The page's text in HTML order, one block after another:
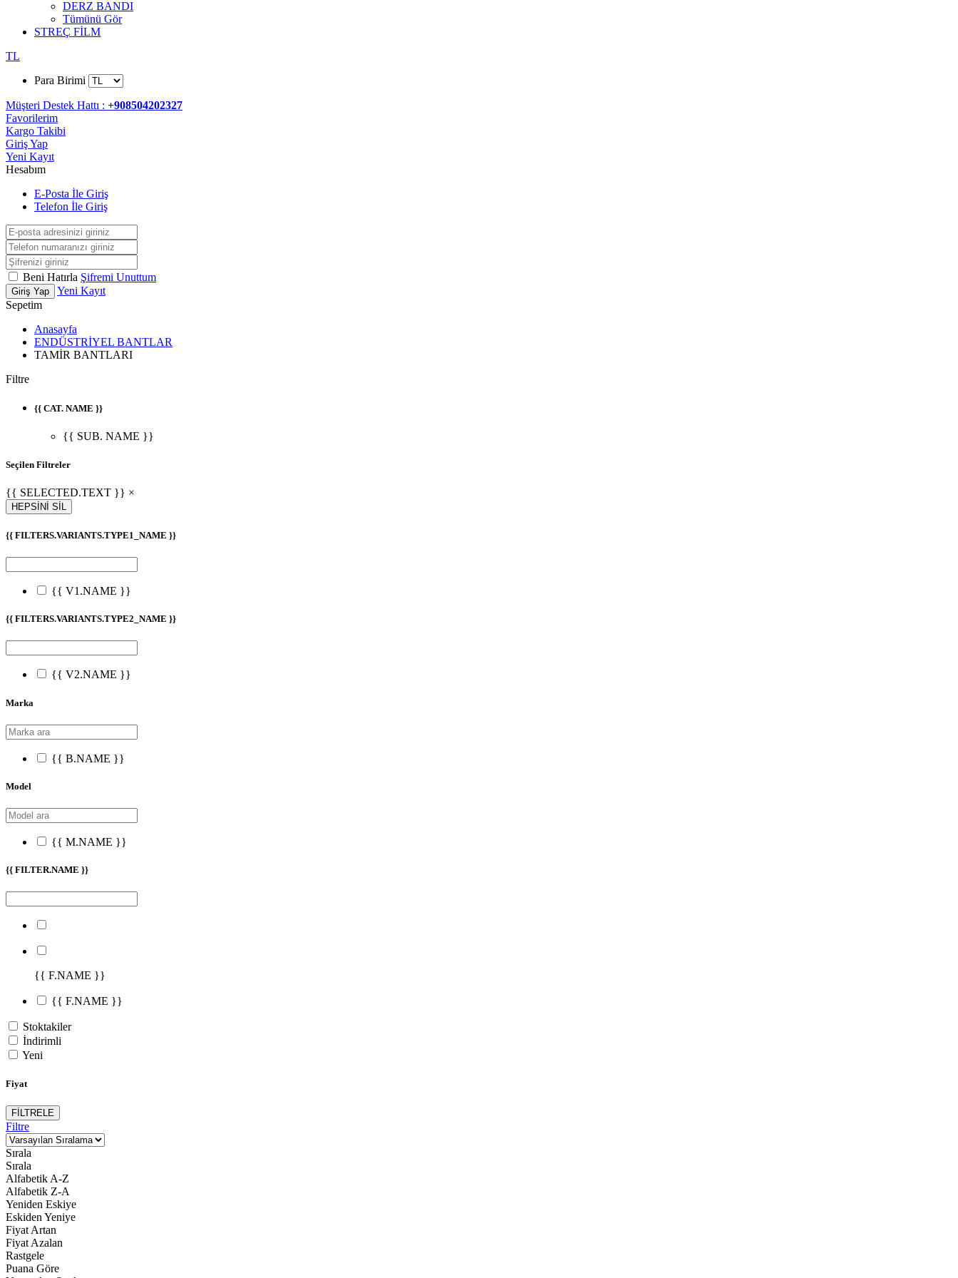
DERZ BANDI
Tümünü Gör
STREÇ FİLM
TL
Para Birimi
Müşteri Destek Hattı : +908504202327
Favorilerim
Kargo Takibi
Giriş Yap
Yeni Kayıt
Hesabım
E-Posta İle Giriş
Telefon İle Giriş
Beni Hatırla Şifremi Unuttum
Giriş Yap
Yeni Kayıt
Sepetim
Anasayfa
ENDÜSTRİYEL BANTLAR
TAMİR BANTLARI
Filtre
{{ CAT. NAME }}
{{ SUB. NAME }}
Seçilen Filtreler
{{ SELECTED.TEXT }} ×
HEPSİNİ SİL
{{ FILTERS.VARIANTS.TYPE1_NAME }}
{{ V1.NAME }}
{{ FILTERS.VARIANTS.TYPE2_NAME }}
{{ V2.NAME }}
Marka
{{ B.NAME }}
Model
{{ M.NAME }}
{{ FILTER.NAME }}
{{ F.NAME }}
{{ F.NAME }}
Stoktakiler
İndirimli
Yeni
Fiyat
FİLTRELE
Filtre
Sırala
Sırala
Alfabetik A-Z
Alfabetik Z-A
Yeniden Eskiye
Eskiden Yeniye
Fiyat Artan
Fiyat Azalan
Rastgele
Puana Göre